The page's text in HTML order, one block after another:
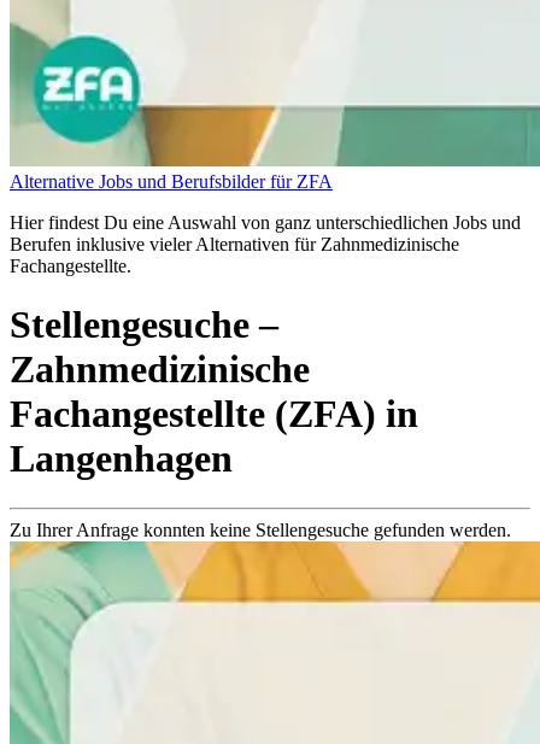
Alternative Jobs und Berufsbilder für ZFA
Hier findest Du eine Auswahl von ganz unterschiedlichen Jobs und
Berufen inklusive vieler Alternativen für Zahnmedizinische
Fachangestellte.
Stellengesuche–
Zahnmedizinische
Fachangestellte (ZFA) in
Langenhagen
Zu Ihrer Anfrage konnten keine Stellengesuche gefunden werden.